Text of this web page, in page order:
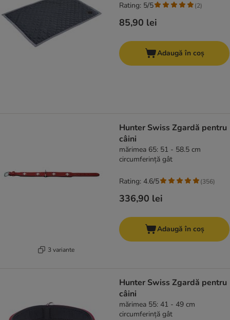
85,90 lei
Rating: 5/5 (2)
Adaugă în coș
3 variante
Hunter Swiss Zgardă pentru
câini
mărimea 65: 51 - 58.5 cm
circumferință gât
336,90 lei
Rating: 4.6/5 (356)
Adaugă în coș
Hunter Swiss Zgardă pentru
câini
mărimea 55: 41 - 49 cm
circumferință gât